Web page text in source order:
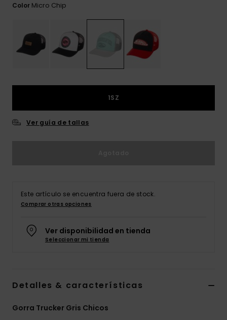
Color Micro Chip
1SZ
Ver guía de tallas
Este artículo se encuentra fuera de stock.
Comprar otras opciones
Ver disponibilidad en tienda
Seleccionar mi tienda
Detalles & características
Gorra Trucker Gris Chicos